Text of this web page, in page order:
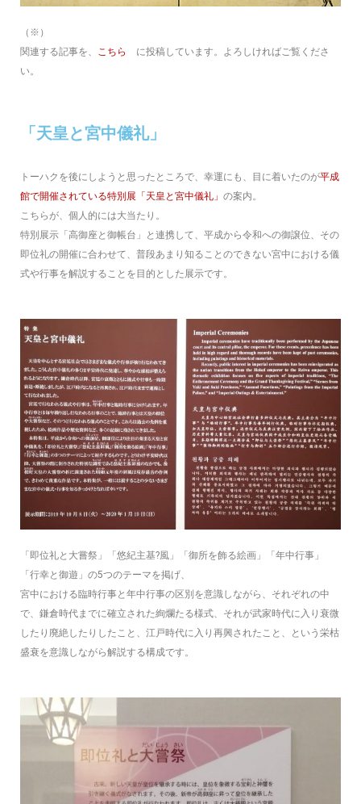
（※）
関連する記事を、
こちら
に投稿しています。よろしければご覧くださ
い。
「天皇と宮中儀礼」
トーハクを後にしようと思ったところで、幸運にも、目に着いたのが平成
館で開催されている特別展「天皇と宮中儀礼」 の案内。
こちらが、個人的には大当たり。
特別展示「高御座と御帳台」と連携して、平成から令和への御譲位、その
即位礼の開催に合わせて、普段あまり知ることのできない宮中における儀
式や行事を解説することを目的とした展示です。
「即位礼と大嘗祭」「悠紀主基?風」「御所を飾る絵画」「年中行事」
「行幸と御遊」の5つのテーマを掲げ、
宮中における臨時行事と年中行事の区別を意識しながら、それぞれの中
で、鎌倉時代までに確立された絢爛たる様式、それが武家時代に入り衰微
したり廃絶したりしたこと、江戸時代に入り再興されたこと、という栄枯
盛衰を意識しながら解説する構成です。